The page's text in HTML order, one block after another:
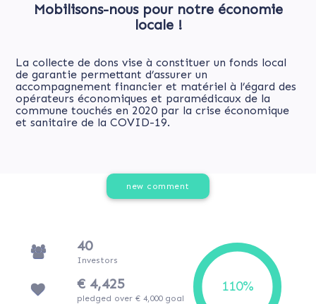
Mobilisons-nous pour notre économie
locale !
La collecte de dons vise à constituer un fonds local
de garantie permettant d’assurer un
accompagnement financier et matériel à l’égard des
opérateurs économiques et paramédicaux de la
commune touchés en 2020 par la crise économique
et sanitaire de la COVID-19.
new comment
40
Investors
€ 4,425
pledged over € 4,000 goal